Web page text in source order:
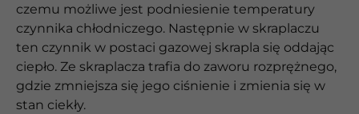
czemu możliwe jest podniesienie temperatury
czynnika chłodniczego. Następnie w skraplaczu
ten czynnik w postaci gazowej skrapla się oddając
ciepło. Ze skraplacza trafia do zaworu rozprężnego,
gdzie zmniejsza się jego ciśnienie i zmienia się w
stan ciekły.